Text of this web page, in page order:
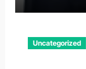
Uncategorized